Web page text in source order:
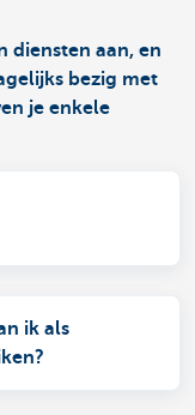
diensten aan, en
bezig met
je enkele
ik als